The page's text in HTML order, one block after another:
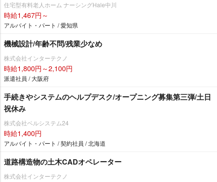
住宅型有料老人ホーム ナーシングHale中川
時給1,467円～
アルバイト・パート / 愛知県
機械設計/年齢不問/残業少なめ
株式会社インターテクノ
時給1,800円～2,100円
派遣社員 / 大阪府
手続きやシステムのヘルプデスク/オープニング募集第三弾/土日
祝休み
株式会社ベルシステム24
時給1,400円
アルバイト・パート / 契約社員 / 北海道
道路構造物の土木CADオペレーター
株式会社インターテクノ